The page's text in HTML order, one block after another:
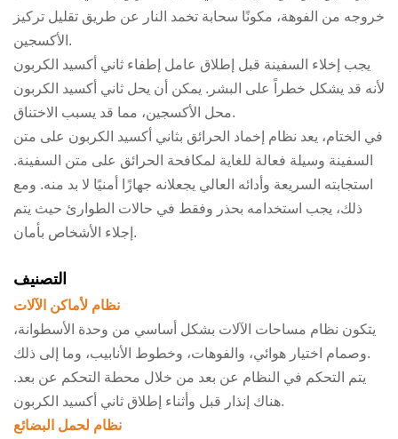
خروجه من الفوهة، مكونًا سحابة تخمد النار عن طريق تقليل تركيز
الأكسجين.
يجب إخلاء السفينة قبل إطلاق عامل إطفاء ثاني أكسيد الكربون
لأنه قد يشكل خطراً على البشر. يمكن أن يحل ثاني أكسيد الكربون
محل الأكسجين، مما قد يسبب الاختناق.
في الختام، يعد نظام إخماد الحرائق بثاني أكسيد الكربون على متن
السفينة وسيلة فعالة للغاية لمكافحة الحرائق على متن السفينة.
استجابته السريعة وأدائه العالي يجعلانه جهازًا أمنيًا لا بد منه. ومع
ذلك، يجب استخدامه بحذر وفقط في حالات الطوارئ حيث يتم
إجلاء الأشخاص بأمان.
التصنيف
نظام لأماكن الآلات
يتكون نظام مساحات الآلات بشكل أساسي من وحدة الأسطوانة،
وصمام اختيار هوائي، والفوهات، وخطوط الأنابيب، وما إلى ذلك.
يتم التحكم في النظام عن بعد من خلال محطة التحكم عن بعد.
هناك إنذار قبل وأثناء إطلاق ثاني أكسيد الكربون.
نظام لحمل البضائع